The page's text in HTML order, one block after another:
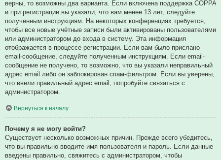
верны, то возможны два варианта. Если включена поддержка COPPA
и при регистрации вы указали, что вам менее 13 лет, следуйте
полученным инструкциям. На некоторых конференциях требуется,
чтобы все новые учётные записи были активированы пользователями
или администратором до входа в систему. Эта информация
отображается в процессе регистрации. Если вам было прислано
email-сообщение, следуйте полученным инструкциям. Если email-
сообщение не получено, то возможно, что вы указали неправильный
адрес email либо он заблокирован спам-фильтром. Если вы уверены,
что ввели правильный адрес email, попробуйте связаться с
администратором.
Вернуться к началу
Почему я не могу войти?
Существует несколько возможных причин. Прежде всего убедитесь,
что вы правильно вводите имя пользователя и пароль. Если данные
введены правильно, свяжитесь с администратором, чтобы